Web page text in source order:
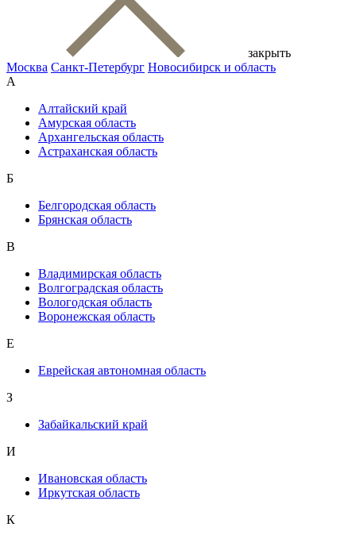
закрыть
Москва Санкт-Петербург Новосибирск и область
А
Алтайский край
Амурская область
Архангельская область
Астраханская область
Б
Белгородская область
Брянская область
В
Владимирская область
Волгоградская область
Вологодская область
Воронежская область
Е
Еврейская автономная область
З
Забайкальский край
И
Ивановская область
Иркутская область
К